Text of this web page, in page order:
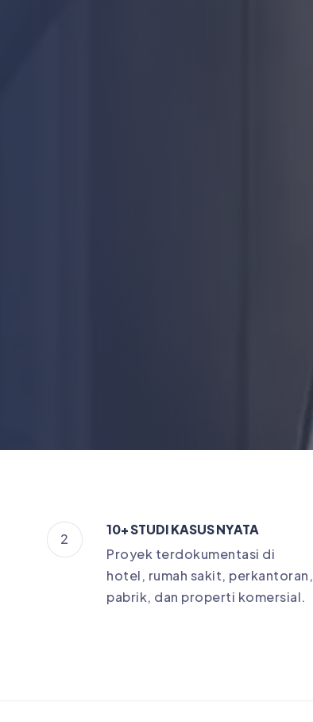
2
10+ STUDI KASUS NYATA
Proyek terdokumentasi di
hotel, rumah sakit, perkantoran,
pabrik, dan properti komersial.